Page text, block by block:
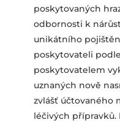
poskytovaných
odbornosti k
unikátního
poskytovateli
poskytovatelem
uznaných nově
zvlášť účtovaného
léčivých přípravků.